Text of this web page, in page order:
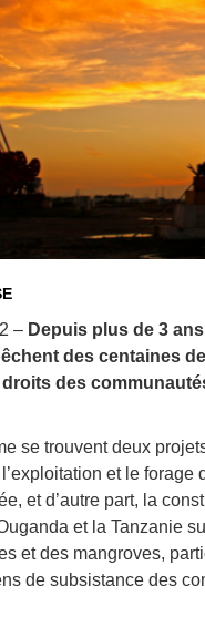
Droit au
développement
Par pays
Déclarations à l’ONU
Conférences
disposition
– Depuis plus de 3
des centaines
des
se trouvent deux
et le
et d’autre part, la
et la Tanzanie
et des mangroves,
de subsistance des